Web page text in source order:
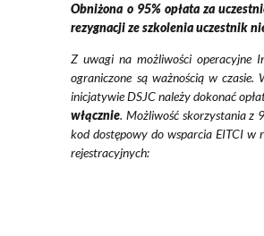
Obniżona o 95% opłata za
rezygnacji ze szkolenia uczestnik
Z uwagi na możliwości operacyjne
ograniczone są ważnością w
inicjatywie DSJC należy dokonać
włącznie. Możliwość skorzystania z
kod dostępowy do wsparcia EITCI w
rejestracyjnych: